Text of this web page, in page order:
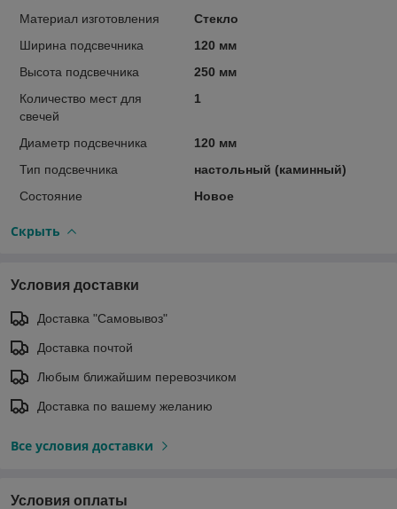
Материал изготовления
Стекло
Ширина подсвечника
120 мм
Высота подсвечника
250 мм
Количество мест для
свечей
1
Диаметр подсвечника
120 мм
Тип подсвечника
настольный (каминный)
Состояние
Новое
Скрыть
Условия доставки
Доставка "Самовывоз"
Доставка почтой
Любым ближайшим перевозчиком
Доставка по вашему желанию
Все условия доставки
Условия оплаты